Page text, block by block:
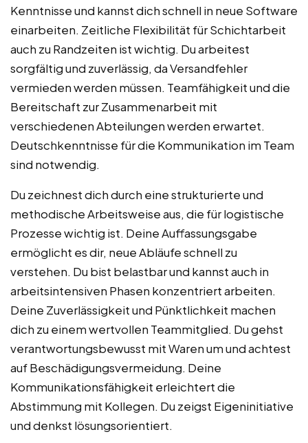
Kenntnisse und kannst dich schnell in neue Software
einarbeiten. Zeitliche Flexibilität für Schichtarbeit
auch zu Randzeiten ist wichtig. Du arbeitest
sorgfältig und zuverlässig, da Versandfehler
vermieden werden müssen. Teamfähigkeit und die
Bereitschaft zur Zusammenarbeit mit
verschiedenen Abteilungen werden erwartet.
Deutschkenntnisse für die Kommunikation im Team
sind notwendig.
Du zeichnest dich durch eine strukturierte und
methodische Arbeitsweise aus, die für logistische
Prozesse wichtig ist. Deine Auffassungsgabe
ermöglicht es dir, neue Abläufe schnell zu
verstehen. Du bist belastbar und kannst auch in
arbeitsintensiven Phasen konzentriert arbeiten.
Deine Zuverlässigkeit und Pünktlichkeit machen
dich zu einem wertvollen Teammitglied. Du gehst
verantwortungsbewusst mit Waren um und achtest
auf Beschädigungsvermeidung. Deine
Kommunikationsfähigkeit erleichtert die
Abstimmung mit Kollegen. Du zeigst Eigeninitiative
und denkst lösungsorientiert.